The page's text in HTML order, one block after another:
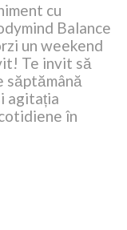
cu
Balance
un weekend
Te invit să
săptămână
agitația
în